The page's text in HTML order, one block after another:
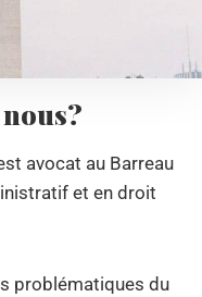
avocat au Barreau
et en droit
problématiques du